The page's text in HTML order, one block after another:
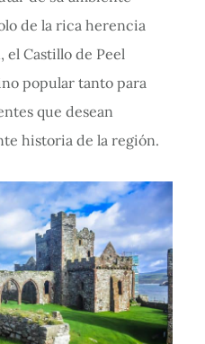
de la rica herencia
el Castillo de Peel
popular tanto para
que desean
historia de la región.